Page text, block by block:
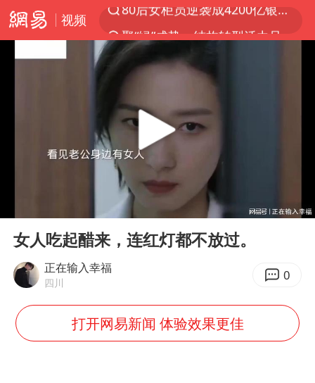
视频
聚“绿”成势，结构转型活力足
金饰克价大幅跳涨
台风“白海豚”影响中国已成定局
台风“鲸鱼”停编
曝侯明昊违反交规被约谈
韩国每3辆新上牌电车就有1辆来自中国
41岁女子为鼓励女儿考上985研究生
Play
女人吃起醋来，连红灯都不放过。
正在输入幸福
四川 0
打开网易新闻 体验效果更佳